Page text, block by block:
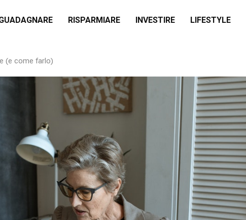
RISPARMIARE INVESTIRE LIFESTYLE
(e come farlo)